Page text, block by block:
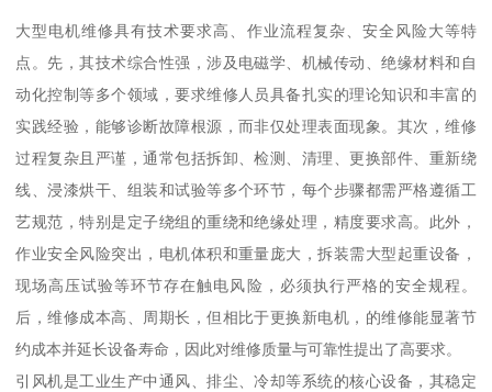
大型电机维修具有技术要求高、作业流程复杂、安全风险大等特
点。先，其技术综合性强，涉及电磁学、机械传动、绝缘材料和自
动化控制等多个领域，要求维修人员具备扎实的理论知识和丰富的
实践经验，能够诊断故障根源，而非仅处理表面现象。其次，维修
过程复杂且严谨，通常包括拆卸、检测、清理、更换部件、重新绕
线、浸漆烘干、组装和试验等多个环节，每个步骤都需严格遵循工
艺规范，特别是定子绕组的重绕和绝缘处理，精度要求高。此外，
作业安全风险突出，电机体积和重量庞大，拆装需大型起重设备，
现场高压试验等环节存在触电风险，必须执行严格的安全规程。
后，维修成本高、周期长，但相比于更换新电机，的维修能显著节
约成本并延长设备寿命，因此对维修质量与可靠性提出了高要求。
引风机是工业生产中通风、排尘、冷却等系统的核心设备，其稳定